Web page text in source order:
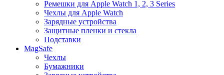
Ремешки для Apple Watch 1, 2, 3 Series
Чехлы для Apple Watch
Зарядные устройства
Защитные пленки и стекла
Подставки
MagSafe
Чехлы
Бумажники